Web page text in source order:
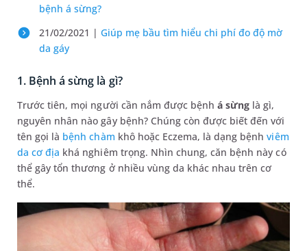
bệnh á sừng?
21/02/2021 | Giúp mẹ bầu tìm hiểu chi phí đo độ mờ
da gáy
1. Bệnh á sừng là gì?
Trước tiên, mọi người cần nắm được bệnh á sừng là gì,
nguyên nhân nào gây bệnh? Chúng còn được biết đến với
tên gọi là bệnh chàm khô hoặc Eczema, là dạng bệnhviêm
da cơ địa khá nghiêm trọng. Nhìn chung, căn bệnh này có
thể gây tổn thương ở nhiều vùng da khác nhau trên cơ
thể.